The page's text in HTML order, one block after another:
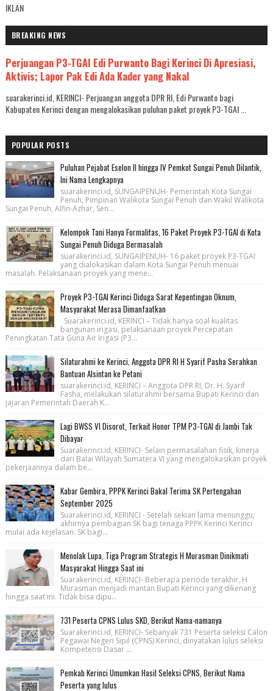
IKLAN
BREAKING NEWS
Perjuangan P3-TGAI Edi Purwanto Bagi Kerinci Di Apresiasi,
Aktivis; Lapor Pak Edi Ada Kader yang Nakal
suarakerinci.id, KERINCI- Perjuangan anggota DPR RI, Edi Purwanto bagi
Kabupaten Kerinci dengan mengalokasikan puluhan paket proyek P3-TGAI ...
POPULAR POSTS
Puluhan Pejabat Eselon II hingga IV Pemkot Sungai Penuh Dilantik,
Ini Nama Lengkapnya
suarakerinci.id, SUNGAIPENUH- Pemerintah Kota Sungai
Penuh, Pimpinan Walikota Sungai Penuh dan Wakil Walikota
Sungai Penuh, Alfin-Azhar, Sen...
Kelompok Tani Hanya Formalitas, 16 Paket Proyek P3-TGAI di Kota
Sungai Penuh Diduga Bermasalah
suarakerinci.id, SUNGAIPENUH- 16 paket proyek P3-TGAI
yang dialokasikan dalam Kota Sungai Penuh menuai
masalah. Pelaksanaan proyek yang mene...
Proyek P3-TGAI Kerinci Diduga Sarat Kepentingan Oknum,
Masyarakat Merasa Dimanfaatkan
Suarakerinci.id, KERINCI – Tidak hanya soal kualitas
bangunan irigasi, pelaksanaan proyek Percepatan
Peningkatan Tata Guna Air Irigasi (P3...
Silaturahmi ke Kerinci, Anggota DPR RI H Syarif Pasha Serahkan
Bantuan Alsintan ke Petani
suarakerinci.id, KERINCI – Anggota DPR RI, Dr. H. Syarif
Fasha, melakukan silaturahmi bersama Bupati Kerinci dan
jajaran Pemerintah Daerah K...
Lagi BWSS VI Disorot, Terkait Honor TPM P3-TGAI di Jambi Tak
Dibayar
Suarakerinci.id, KERINCI- Selain permasalahan fisik, kinerja
dari Balai Wilayah Sumatera VI yang mengalokasikan proyek
pekerjaannya dalam be...
Kabar Gembira, PPPK Kerinci Bakal Terima SK Pertengahan
September 2025
Suarakerinci.id, KERINCI - Setelah sekian lama menunggu,
akhirnya pembagian SK bagi tenaga PPPK Kerinci Kerinci
mulai ada kejelasan. SK bagi...
Menolak Lupa, Tiga Program Strategis H Murasman Dinikmati
Masyarakat Hingga Saat ini
Suarakerinci.id, KERINCI- Beberapa periode terakhir, H
Murasman menjadi mantan Bupati Kerinci yang dikenang
hingga saat ini. Tidak bisa dipu...
731 Peserta CPNS Lulus SKD, Berikut Nama-namanya
Suarakerinci.id, KERINCI- Sebanyak 731 Peserta seleksi Calon
Pegawai Negeri Sipil (CPNS) Kerinci, dinyatakan lulus seleksi
Kompetensi Dasar ...
Pemkab Kerinci Umumkan Hasil Seleksi CPNS, Berikut Nama
Peserta yang lulus